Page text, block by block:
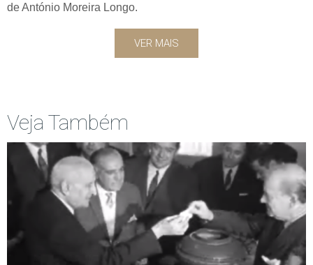
de António Moreira Longo.
VER MAIS
Veja Também